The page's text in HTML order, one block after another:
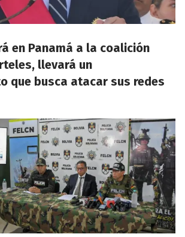
en Panamá a la coalición
llevará un
que busca atacar sus redes